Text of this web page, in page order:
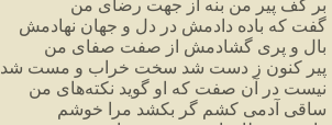
بر کف پیر من بنه از جهت رضای من
گفت که باده دادمش در دل و جهان نهادمش
بال و پری گشادمش از صفت صفای من
پیر کنون ز دست شد سخت خراب و مست شد
نیست در آن صفت که او گوید نکتههای من
ساقی آدمی کشم گر بکشد مرا
خوشم